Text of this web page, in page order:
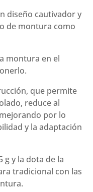
diseño cautivador y
de montura como
montura en el
que permite
reduce al
por lo
y la adaptación
g y la dota de la
tradicional con las